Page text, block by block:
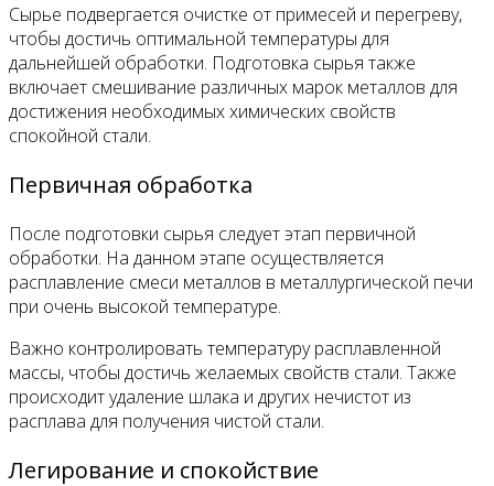
Сырье подвергается очистке от примесей и перегреву,
чтобы достичь оптимальной температуры для
дальнейшей обработки. Подготовка сырья также
включает смешивание различных марок металлов для
достижения необходимых химических свойств
спокойной стали.
Первичная обработка
После подготовки сырья следует этап первичной
обработки. На данном этапе осуществляется
расплавление смеси металлов в металлургической печи
при очень высокой температуре.
Важно контролировать температуру расплавленной
массы, чтобы достичь желаемых свойств стали. Также
происходит удаление шлака и других нечистот из
расплава для получения чистой стали.
Легирование и спокойствие